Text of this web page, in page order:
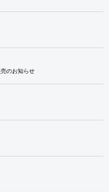
売のお知らせ